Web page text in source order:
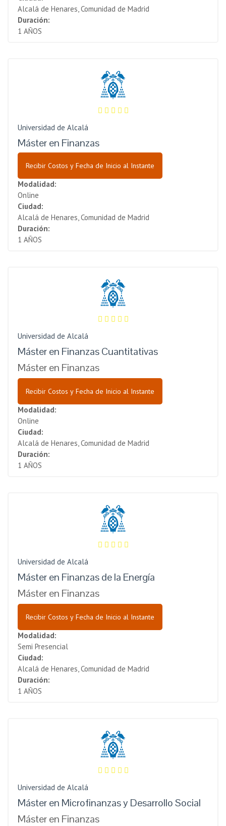
Alcalá de Henares, Comunidad de Madrid
Duración:
1 AÑOS
Universidad de Alcalá
Máster en Finanzas
Recibir Costos y Fecha de Inicio al Instante
Modalidad:
Online
Ciudad:
Alcalá de Henares, Comunidad de Madrid
Duración:
1 AÑOS
Universidad de Alcalá
Máster en Finanzas Cuantitativas
Máster en Finanzas
Recibir Costos y Fecha de Inicio al Instante
Modalidad:
Online
Ciudad:
Alcalá de Henares, Comunidad de Madrid
Duración:
1 AÑOS
Universidad de Alcalá
Máster en Finanzas de la Energía
Máster en Finanzas
Recibir Costos y Fecha de Inicio al Instante
Modalidad:
Semi Presencial
Ciudad:
Alcalá de Henares, Comunidad de Madrid
Duración:
1 AÑOS
Universidad de Alcalá
Máster en Microfinanzas y Desarrollo Social
Máster en Finanzas